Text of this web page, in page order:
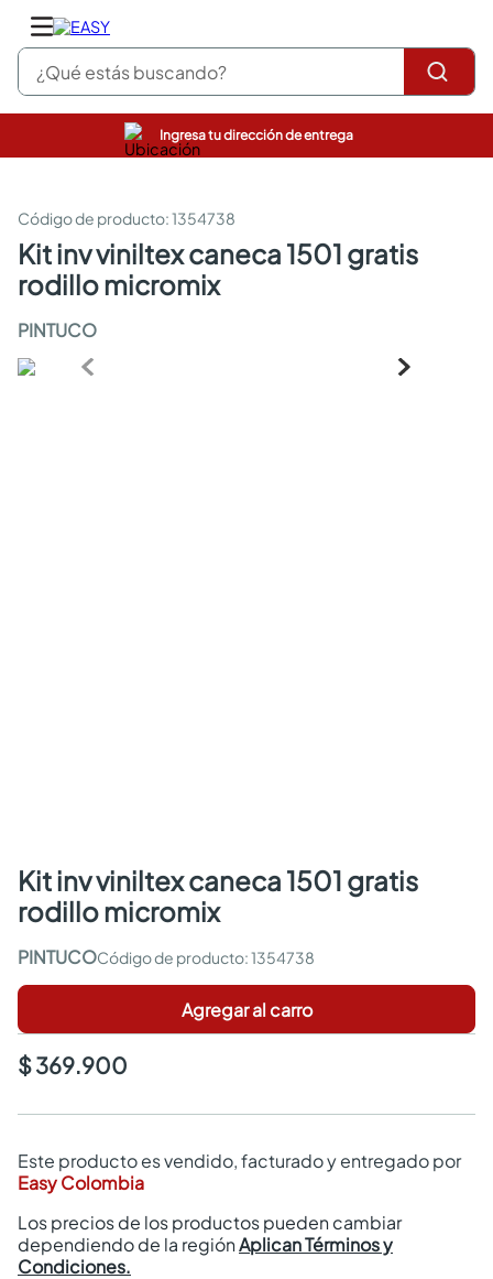
¿Qué estás buscando?
Ingresa tu dirección de entrega
:1354738
kit inv viniltex caneca 1501 gratis
rodillo micromix
PINTUCO
kit inv viniltex caneca 1501 gratis
rodillo micromix
PINTUCO :1354738
Agregar al carro
$ 369.900
Este producto es vendido, facturado y entregado por
Easy Colombia
Los precios de los productos pueden cambiar
dependiendo de la regiónAplican Términos y
Condiciones.
pinturas
sanitarios
comedor
escritorio
armarios closet
comedores